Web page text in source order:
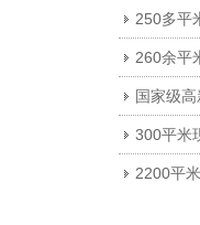
300平米